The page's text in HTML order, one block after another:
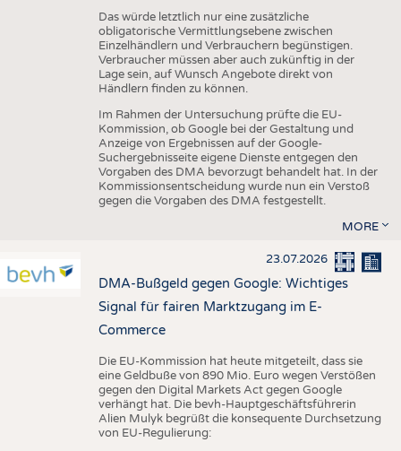
Das würde letztlich nur eine zusätzliche
obligatorische Vermittlungsebene zwischen
Einzelhändlern und Verbrauchern begünstigen.
Verbraucher müssen aber auch zukünftig in der
Lage sein, auf Wunsch Angebote direkt von
Händlern finden zu können.
Im Rahmen der Untersuchung prüfte die EU-
Kommission, ob Google bei der Gestaltung und
Anzeige von Ergebnissen auf der Google-
Suchergebnisseite eigene Dienste entgegen den
Vorgaben des DMA bevorzugt behandelt hat. In der
Kommissionsentscheidung wurde nun ein Verstoß
gegen die Vorgaben des DMA festgestellt.
MORE
23.07.2026
DMA-Bußgeld gegen Google: Wichtiges
Signal für fairen Marktzugang im E-
Commerce
Die EU-Kommission hat heute mitgeteilt, dass sie
eine Geldbuße von 890 Mio. Euro wegen Verstößen
gegen den Digital Markets Act gegen Google
verhängt hat. Die bevh-Hauptgeschäftsführerin
Alien Mulyk begrüßt die konsequente Durchsetzung
von EU-Regulierung: